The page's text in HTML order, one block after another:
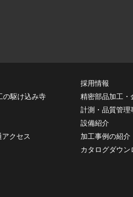
の駆け込み寺
クセス
採用情報
精密部品加工・
計測・品質管理
設備紹介
加工事例の紹介
カタログダウン